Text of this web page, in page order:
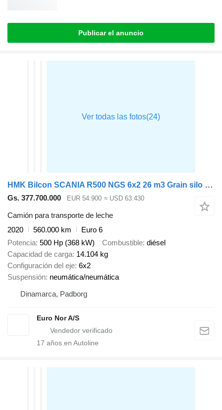
Publicar el anuncio
HMK Bilcon SCANIA R500 NGS 6x2 26 m3 Grain silo / Kompressor
Gs. 377.700.000 EUR 54.900 ≈ USD 63.430
Camión para transporte de leche
2020
560.000 km
Euro 6
Potencia 500 Hp (368 kW) Combustible diésel
Capacidad de carga 14.104 kg
Configuración del eje 6x2
Suspensión neumática/neumática
Dinamarca, Padborg
Euro Nor A/S
17 años en Autoline